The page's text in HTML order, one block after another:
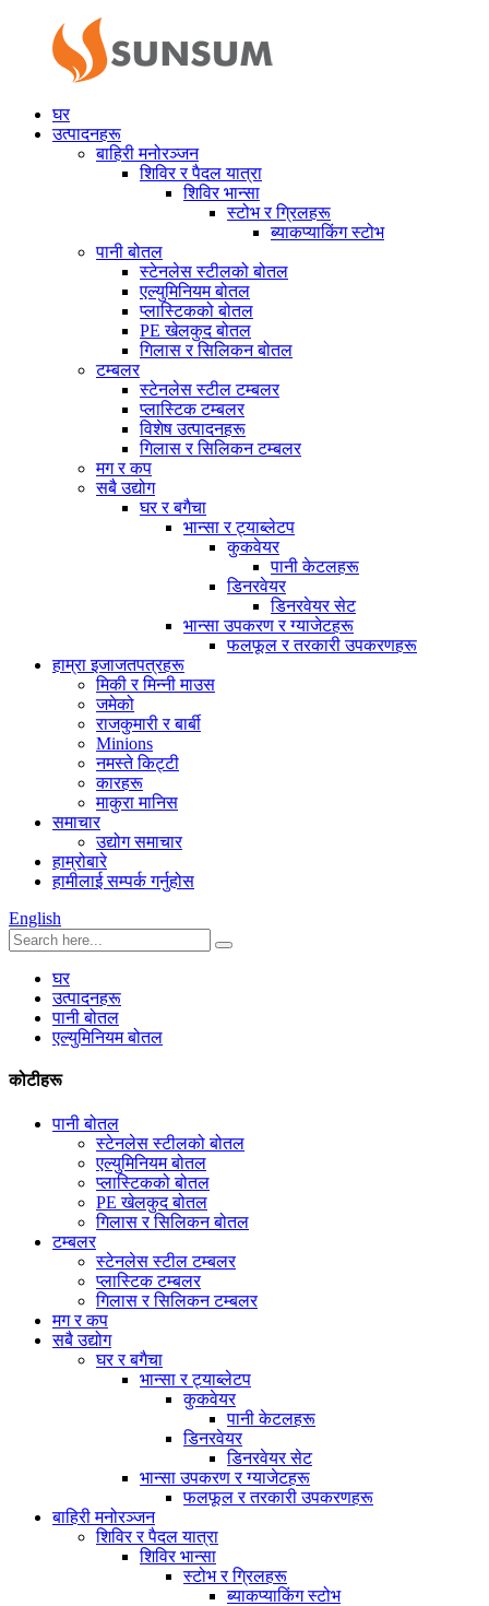
घर
उत्पादनहरू
बाहिरी मनोरञ्जन
शिविर र पैदल यात्रा
शिविर भान्सा
स्टोभ र ग्रिलहरू
ब्याकप्याकिंग स्टोभ
पानी बोतल
स्टेनलेस स्टीलको बोतल
एल्युमिनियम बोतल
प्लास्टिकको बोतल
PE खेलकुद बोतल
गिलास र सिलिकन बोतल
टम्बलर
स्टेनलेस स्टील टम्बलर
प्लास्टिक टम्बलर
विशेष उत्पादनहरू
गिलास र सिलिकन टम्बलर
मग र कप
सबै उद्योग
घर र बगैचा
भान्सा र ट्याब्लेटप
कुकवेयर
पानी केटलहरू
डिनरवेयर
डिनरवेयर सेट
भान्सा उपकरण र ग्याजेटहरू
फलफूल र तरकारी उपकरणहरू
हाम्रा इजाजतपत्रहरू
मिकी र मिन्नी माउस
जमेको
राजकुमारी र बार्बी
Minions
नमस्ते किट्टी
कारहरू
माकुरा मानिस
समाचार
उद्योग समाचार
हाम्रोबारे
हामीलाई सम्पर्क गर्नुहोस
English
घर
उत्पादनहरू
पानी बोतल
एल्युमिनियम बोतल
कोटीहरू
पानी बोतल
स्टेनलेस स्टीलको बोतल
एल्युमिनियम बोतल
प्लास्टिकको बोतल
PE खेलकुद बोतल
गिलास र सिलिकन बोतल
टम्बलर
स्टेनलेस स्टील टम्बलर
प्लास्टिक टम्बलर
गिलास र सिलिकन टम्बलर
मग र कप
सबै उद्योग
घर र बगैचा
भान्सा र ट्याब्लेटप
कुकवेयर
पानी केटलहरू
डिनरवेयर
डिनरवेयर सेट
भान्सा उपकरण र ग्याजेटहरू
फलफूल र तरकारी उपकरणहरू
बाहिरी मनोरञ्जन
शिविर र पैदल यात्रा
शिविर भान्सा
स्टोभ र ग्रिलहरू
ब्याकप्याकिंग स्टोभ